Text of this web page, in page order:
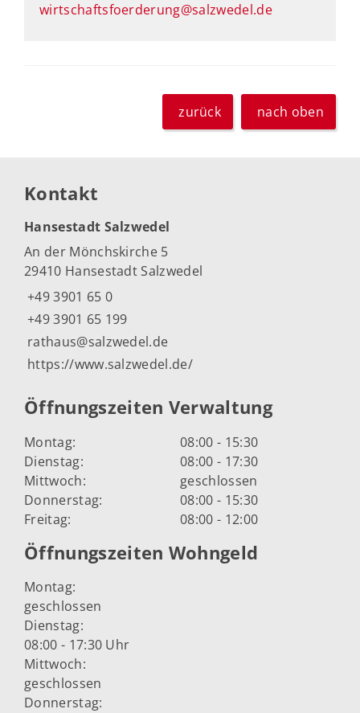
wirtschaftsfoerderung@salzwedel.de
zurück nach oben
Kontakt
Hansestadt Salzwedel
An der Mönchskirche 5
29410 Hansestadt Salzwedel
+49 3901 65 0
+49 3901 65 199
rathaus@salzwedel.de
https://www.salzwedel.de/
Öffnungszeiten Verwaltung
Montag:
08:00 - 15:30
Dienstag:
08:00 - 17:30
Mittwoch:
geschlossen
Donnerstag:
08:00 - 15:30
Freitag:
08:00 - 12:00
Öffnungszeiten Wohngeld
Montag:
geschlossen
Dienstag:
08:00 - 17:30 Uhr
Mittwoch:
geschlossen
Donnerstag: